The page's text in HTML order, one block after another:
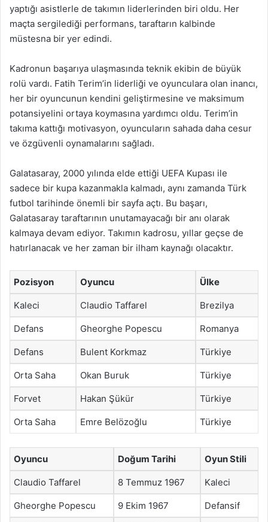
yaptığı asistlerle de takımın liderlerinden biri oldu. Her
maçta sergilediği performans, taraftarın kalbinde
müstesna bir yer edindi.
Kadronun başarıya ulaşmasında teknik ekibin de büyük
rolü vardı. Fatih Terim’in liderliği ve oyunculara olan inancı,
her bir oyuncunun kendini geliştirmesine ve maksimum
potansiyelini ortaya koymasına yardımcı oldu. Terim’in
takıma kattığı motivasyon, oyuncuların sahada daha cesur
ve özgüvenli oynamalarını sağladı.
Galatasaray, 2000 yılında elde ettiği UEFA Kupası ile
sadece bir kupa kazanmakla kalmadı, aynı zamanda Türk
futbol tarihinde önemli bir sayfa açtı. Bu başarı,
Galatasaray taraftarının unutamayacağı bir anı olarak
kalmaya devam ediyor. Takımın kadrosu, yıllar geçse de
hatırlanacak ve her zaman bir ilham kaynağı olacaktır.
Pozisyon Oyuncu Ülke
Kaleci Claudio Taffarel Brezilya
Defans Gheorghe Popescu Romanya
Defans Bulent Korkmaz Türkiye
Orta Saha Okan Buruk Türkiye
Forvet Hakan Şükür Türkiye
Orta Saha Emre Belözoğlu Türkiye
Oyuncu Doğum Tarihi Oyun Stili
Claudio Taffarel 8 Temmuz 1967 Kaleci
Gheorghe Popescu 9 Ekim 1967 Defansif